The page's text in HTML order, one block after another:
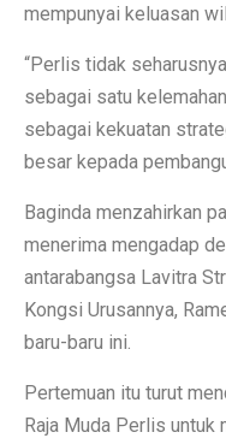
mempunyai keluasan
“Perlis tidak
sebagai satu
sebagai kekuatan
besar kepada
Baginda menzahirkan
menerima mengadap
antarabangsa Lavitra
Kongsi Urusannya,
baru-baru ini.
Pertemuan itu turut
Raja Muda Perlis